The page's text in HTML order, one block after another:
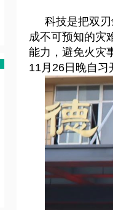
科技是把双
成不可预知的灾
能力，避免火灾
11月26日晚自习